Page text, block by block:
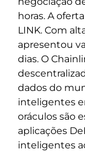
horas. A
LINK. Com
apresentou
dias. O
dados do
inteligentes
oráculos são
aplicações
inteligentes